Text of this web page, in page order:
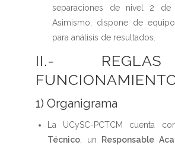
separaciones de nivel 2 de
Asimismo, dispone de
para análisis de resultados.
II.-
1) Organigrama
La UCySC-PCTCM cuenta
Técnico , un Responsable